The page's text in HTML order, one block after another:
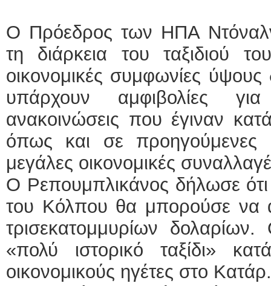
Ο Πρόεδρος των ΗΠΑ
τη διάρκεια του ταξιδιού
οικονομικές συμφωνίες
υπάρχουν αμφιβολίες για
ανακοινώσεις που έγιναν
όπως και σε προηγούμενες
μεγάλες οικονομικές
Ο Ρεπουμπλικάνος δήλωσε ότι
του Κόλπου θα μπορούσε να
τρισεκατομμυρίων
«πολύ ιστορικό ταξίδι»
οικονομικούς ηγέτες στο Κατάρ.